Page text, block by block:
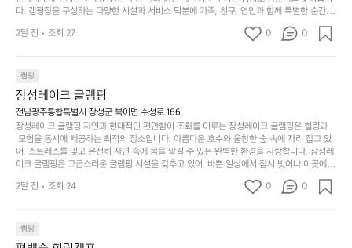
때
는
차
을
가
려
보
세
요.
고
싶
어
는
크
기,
무
게,
은
디
자
웃
도
어
의
경
요
이
이
라
고
해
야
하
다. 캠핑장을 구성하는 다양한 시설과 서비스 덕분에 가족, 친구, 연인과 함께 특별한 순간을
만들어갈 수 있는 최적의 공간이 됩니다.  포레스트 창평은 주말마다 직접 재배한 신선한 농
산물을 제공하는 캠핑장으로, 현지에서만 느낄 수 있는 자연의 맛을 경험할 수 있습니다. 또
으며 깊은 숙면을 취할 수 있는 기회를 제공합니다.  이곳은 자연과의 완벽한 조화를 이루며,
다채로운 야외 활동을 제공합니다. 특히 어린이들은 안전하게 놀 수 있는 놀이시설이 마련
되어 있어 부모님들과 함께 즐거운 시간을 보낼 수 있습니다. 주변의 다양한 관광지와 먹거
리를 탐험하는 재미도 포레스트 창평의 매력 중 하나입니다.  또한, 캠핑장을 방문한 후 지속
적으로 재방문하는 이들이 많아 인기가 날로 상승하고 있습니다. 포레스트 창평은 단순한 캠
핑 그 이상을 제공하며, 자연을 사랑하는 모든 이들에게 꼭 한번 경험해봐야 할 장소로 자리
잡았습니다.  인기 정도: ★★★★★
2달 전 조회 27 0 0
캠핑
장성레이크 글램핑
전남광주통합특별시 장성군 북이면 수성로 166
장성레이크 글램핑 자연과 현대적인 편안함이 조화를 이루는 장성레이크 글램핑은 힐링과
모험을 동시에 제공하는 최적의 장소입니다. 아름다운 호수와 울창한 숲 속에 자리 잡고 있
어, 스트레스를 잊고 온전히 자연 속에 몸을 맡길 수 있는 완벽한 환경을 자랑합니다. 장성레
이크 글램핑은 고급스러운 글램핑 시설을 갖추고 있어, 바쁜 일상에서 잠시 벗어나 이곳에
오면 사치스러운 휴식이 가능해집니다. 독립된 텐트에서 제공되는 특별한 불멍 공간은 소중
한 사람과 함께 따뜻한 이야기를 나눌 수 있는 소중한 시간을 만들어 줍니다. 또한, 주변의 자
을 창출하는 시간이 될 것입니다. 특히 식사를 좋아하는 분들에게는 매주 특별한 바비큐 파
티와 지역에서 나는 신선한 재료로 만든 다양한 요리를 제공하여 미각을 만족시켜 줍니다.
2달 전 조회 24 0 0
캠핑